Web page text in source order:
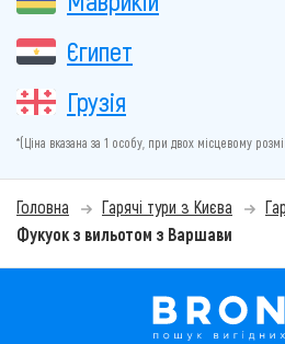
Єгипет
Грузія
*(Ціна вказана за 1 особу, при двох місцевому
Головна Гарячі тури з Києва
Фукуок з вильотом з Варшави